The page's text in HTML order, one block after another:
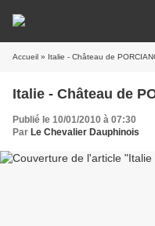
Accueil » Italie - Château de
Italie - Château de
Publié le 10/01/2010 à 07:30
Par Le Chevalier Dauphinois